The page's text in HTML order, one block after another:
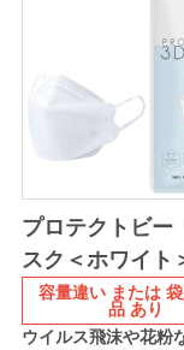
プロテクトビー
スク＜ホワイト
容量違い または
品 あり
ウイルス飛沫や花粉